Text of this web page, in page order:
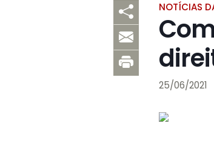
NOTÍCIAS
25/06/2021